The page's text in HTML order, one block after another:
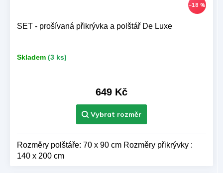
–18 %
SET - prošívaná přikrývka a polštář De Luxe
Skladem (3 ks)
649 Kč
Rozměry polštáře: 70 x 90 cm Rozměry přikrývky :
140 x 200 cm